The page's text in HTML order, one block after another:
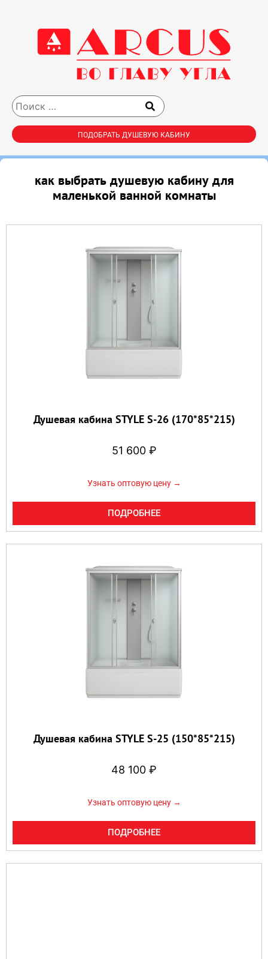
ПОДОБРАТЬ ДУШЕВУЮ КАБИНУ
как выбрать душевую кабину для
маленькой ванной комнаты
Душевая кабина STYLE S-26 (170*85*215)
51 600 ₽
Узнать оптовую цену →
ПОДРОБНЕЕ
Душевая кабина STYLE S-25 (150*85*215)
48 100 ₽
Узнать оптовую цену →
ПОДРОБНЕЕ